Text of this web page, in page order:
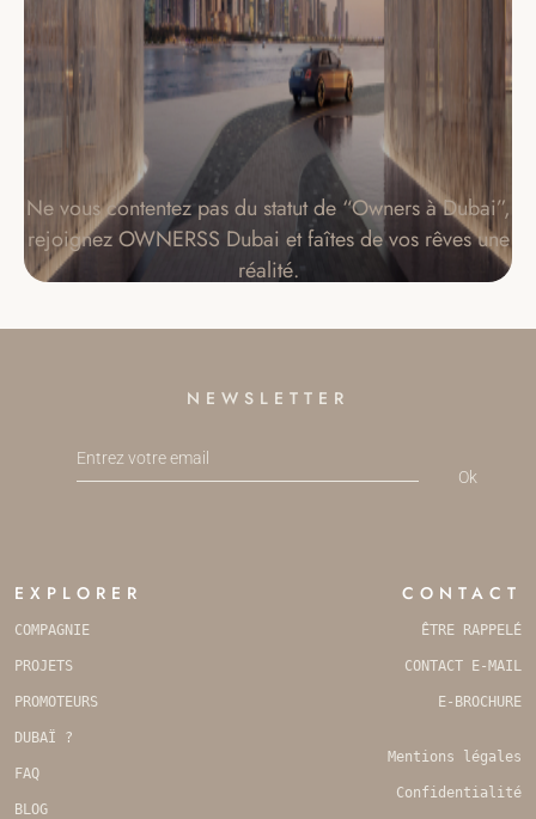
Ne vous contentez pas du statut de “Owners à Dubai”,
rejoignez OWNERSS Dubai et faîtes de vos rêves une
réalité.
NEWSLETTER
Ok
EXPLORER
COMPAGNIE
PROJETS
PROMOTEURS
DUBAÏ ?
FAQ
BLOG
CONTACT
ÊTRE RAPPELÉ
CONTACT E-MAIL
E-BROCHURE
Mentions légales
Confidentialité